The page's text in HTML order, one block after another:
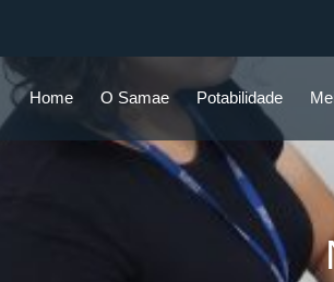
Home O Samae Potabilidade